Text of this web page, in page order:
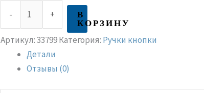
- + В
КОРЗИНУ
Артикул:33799Категория: Ручки кнопки
Детали
Отзывы (0)